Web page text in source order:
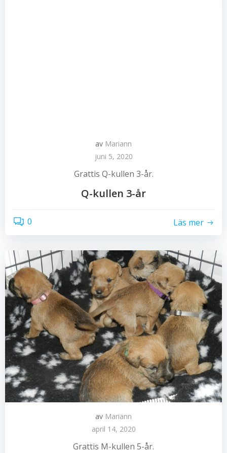
av Mariann
juni 5, 2020
Grattis Q-kullen 3-år.
Q-kullen 3-år
0 Läs mer
av Mariann
april 14, 2020
Grattis M-kullen 5-år.